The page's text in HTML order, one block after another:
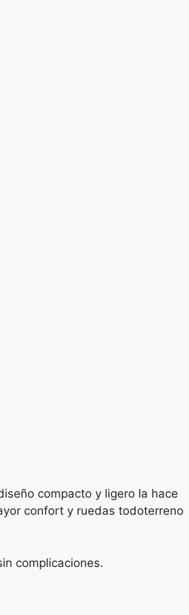
compacto y ligero la hace
confort y ruedas todoterreno
complicaciones.